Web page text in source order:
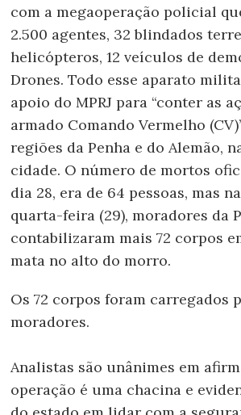
com a megaoperação policial
2.500 agentes, 32 blindados
helicópteros, 12 veículos de
Drones. Todo esse aparato
apoio do MPRJ para “conter as
armado Comando Vermelho
regiões da Penha e do Alemão,
cidade. O número de mortos
dia 28, era de 64 pessoas, mas
quarta-feira (29), moradores da
contabilizaram mais 72 corpos
mata no alto do morro.
Os 72 corpos foram carregados
moradores.
Analistas são unânimes em
operação é uma chacina e